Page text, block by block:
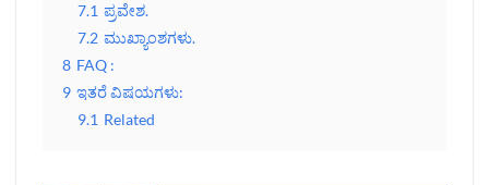
7.1 ಪ್ರವೇಶ.
7.2 ಮುಖ್ಯಾಂಶಗಳು.
8 FAQ :
9 ಇತರೆ ವಿಷಯಗಳು:
9.1 Related